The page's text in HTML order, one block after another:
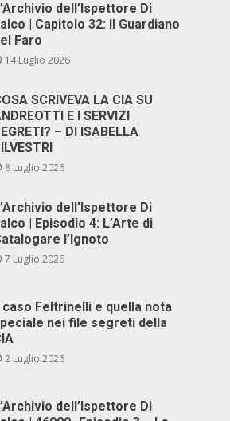
dell’Ispettore Di
| Capitolo 32: Il Guardiano
Faro
14 Luglio 2026
SCRIVEVA LA CIA SU
E I SERVIZI
– DI ISABELLA
8 Luglio 2026
dell’Ispettore Di
| Episodio 4: L’Arte di
l’Ignoto
7 Luglio 2026
caso Feltrinelli e quella nota
nei file segreti della
2 Luglio 2026
dell’Ispettore Di